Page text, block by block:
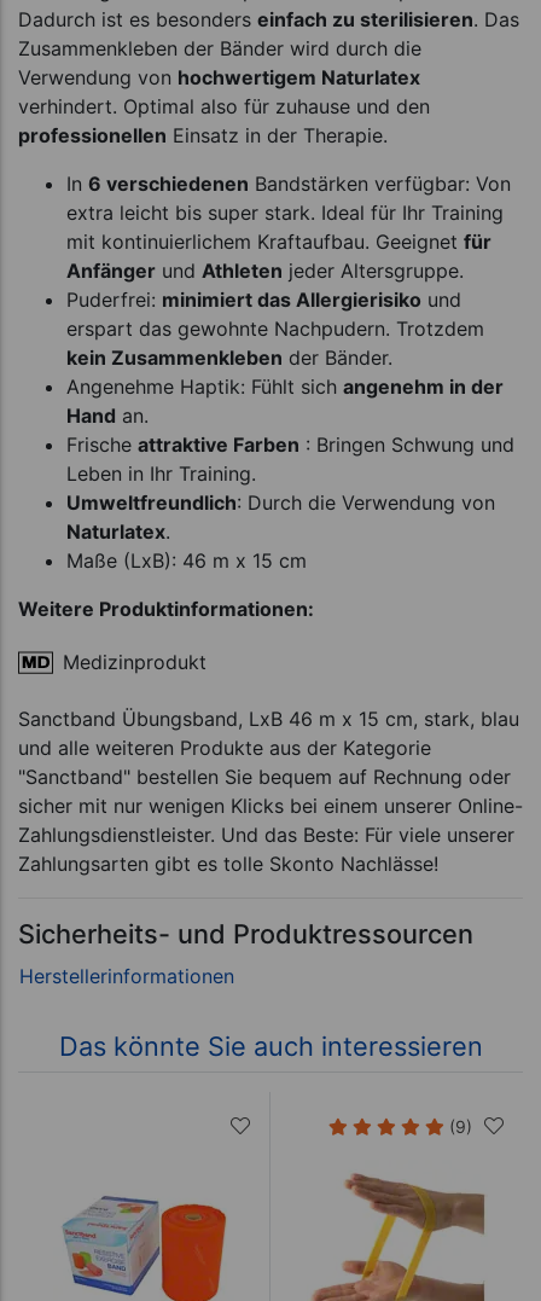
Dadurch ist es besonders einfach zu sterilisieren. Das
Zusammenkleben der Bänder wird durch die
Verwendung von hochwertigem Naturlatex
verhindert. Optimal also für zuhause und den
professionellen Einsatz in der Therapie.
In 6 verschiedenen Bandstärken verfügbar: Von
extra leicht bis super stark. Ideal für Ihr Training
mit kontinuierlichem Kraftaufbau. Geeignet für
Anfänger und Athleten jeder Altersgruppe.
Puderfrei: minimiert das Allergierisiko und
erspart das gewohnte Nachpudern. Trotzdem
kein Zusammenkleben der Bänder.
Angenehme Haptik: Fühlt sich angenehm in der
Hand an.
Frische attraktive Farben : Bringen Schwung und
Leben in Ihr Training.
Umweltfreundlich: Durch die Verwendung von
Naturlatex.
Maße (LxB): 46 m x 15 cm
Weitere Produktinformationen:
Medizinprodukt
Sanctband Übungsband, LxB 46 m x 15 cm, stark, blau
und alle weiteren Produkte aus der Kategorie
"Sanctband" bestellen Sie bequem auf Rechnung oder
sicher mit nur wenigen Klicks bei einem unserer Online-
Zahlungsdienstleister. Und das Beste: Für viele unserer
Zahlungsarten gibt es tolle Skonto Nachlässe!
Sicherheits- und Produktressourcen
Das könnte Sie auch interessieren
(9)